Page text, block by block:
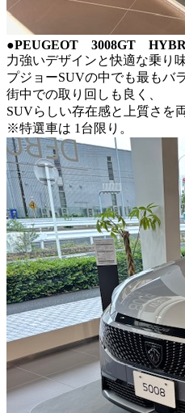
●PEUGEOT 3008GT
力強いデザインと快適な乗り味
プジョーSUVの中でも最もバ
街中での取り回しも良く、
SUVらしい存在感と上質さを
※特選車は 1台限り。